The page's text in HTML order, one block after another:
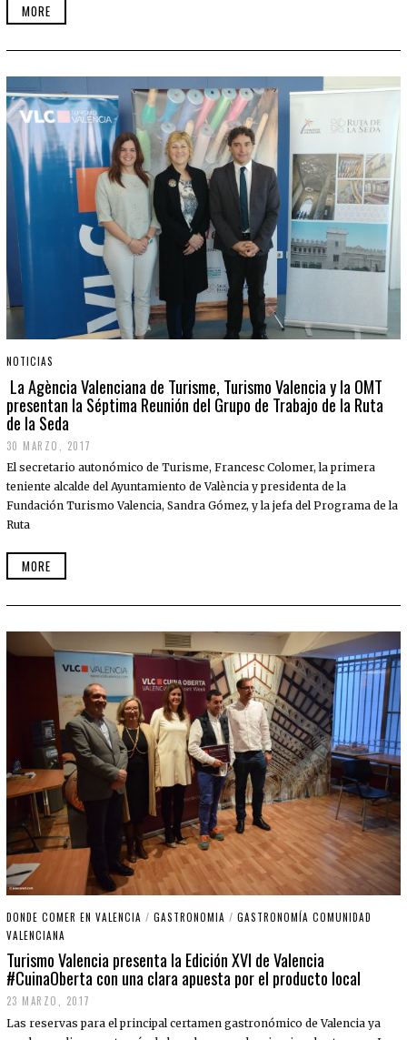
MORE
NOTICIAS
La Agència Valenciana de Turisme, Turismo Valencia y la OMT
presentan la Séptima Reunión del Grupo de Trabajo de la Ruta
de la Seda
30 MARZO, 2017
El secretario autonómico de Turisme, Francesc Colomer, la primera
teniente alcalde del Ayuntamiento de València y presidenta de la
Fundación Turismo Valencia, Sandra Gómez, y la jefa del Programa de la
Ruta
MORE
DONDE COMER EN VALENCIA / GASTRONOMIA / GASTRONOMÍA COMUNIDAD
VALENCIANA
Turismo Valencia presenta la Edición XVI de Valencia
#CuinaOberta con una clara apuesta por el producto local
23 MARZO, 2017
M
Las reservas para el principal certamen gastronómico de Valencia ya